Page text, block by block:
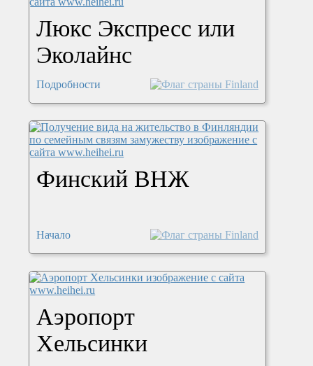
Люкс Экспресс или
Эколайнс
Подробности
Финский ВНЖ
Начало
Аэропорт
Хельсинки